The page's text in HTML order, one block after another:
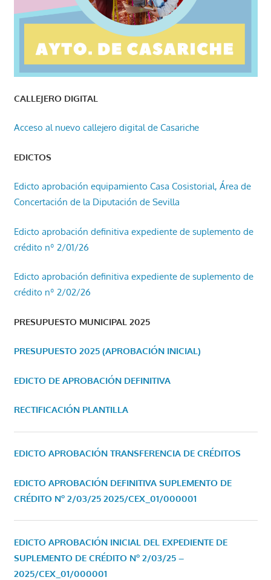
CALLEJERO DIGITAL
Acceso al nuevo callejero digital de Casariche
EDICTOS
Edicto aprobación equipamiento Casa Cosistorial, Área de
Concertación de la Diputación de Sevilla
Edicto aprobación definitiva expediente de suplemento de
crédito nº 2/01/26
Edicto aprobación definitiva expediente de suplemento de
crédito nº 2/02/26
PRESUPUESTO MUNICIPAL 2025
PRESUPUESTO 2025 (APROBACIÓN INICIAL)
EDICTO DE APROBACIÓN DEFINITIVA
RECTIFICACIÓN PLANTILLA
EDICTO APROBACIÓN TRANSFERENCIA DE CRÉDITOS
EDICTO APROBACIÓN DEFINITIVA SUPLEMENTO DE
CRÉDITO Nº 2/03/25 2025/CEX_01/000001
EDICTO APROBACIÓN INICIAL DEL EXPEDIENTE DE
SUPLEMENTO DE CRÉDITO Nº 2/03/25 –
2025/CEX_01/000001